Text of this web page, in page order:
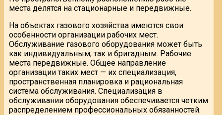
места делятся на стационарные и передвижные.
На объектах газового хозяйства имеются свои
особенности организации рабочих мест.
Обслуживание газового оборудования может быть
как индивидуальным, так и бригадным. Рабочие
места передвижные. Общее направление
организации таких мест — их специализация,
пространственная планировка и рациональная
система обслуживания. Специализация в
обслуживании оборудования обеспечивается четким
распределением профессиональных обязанностей.